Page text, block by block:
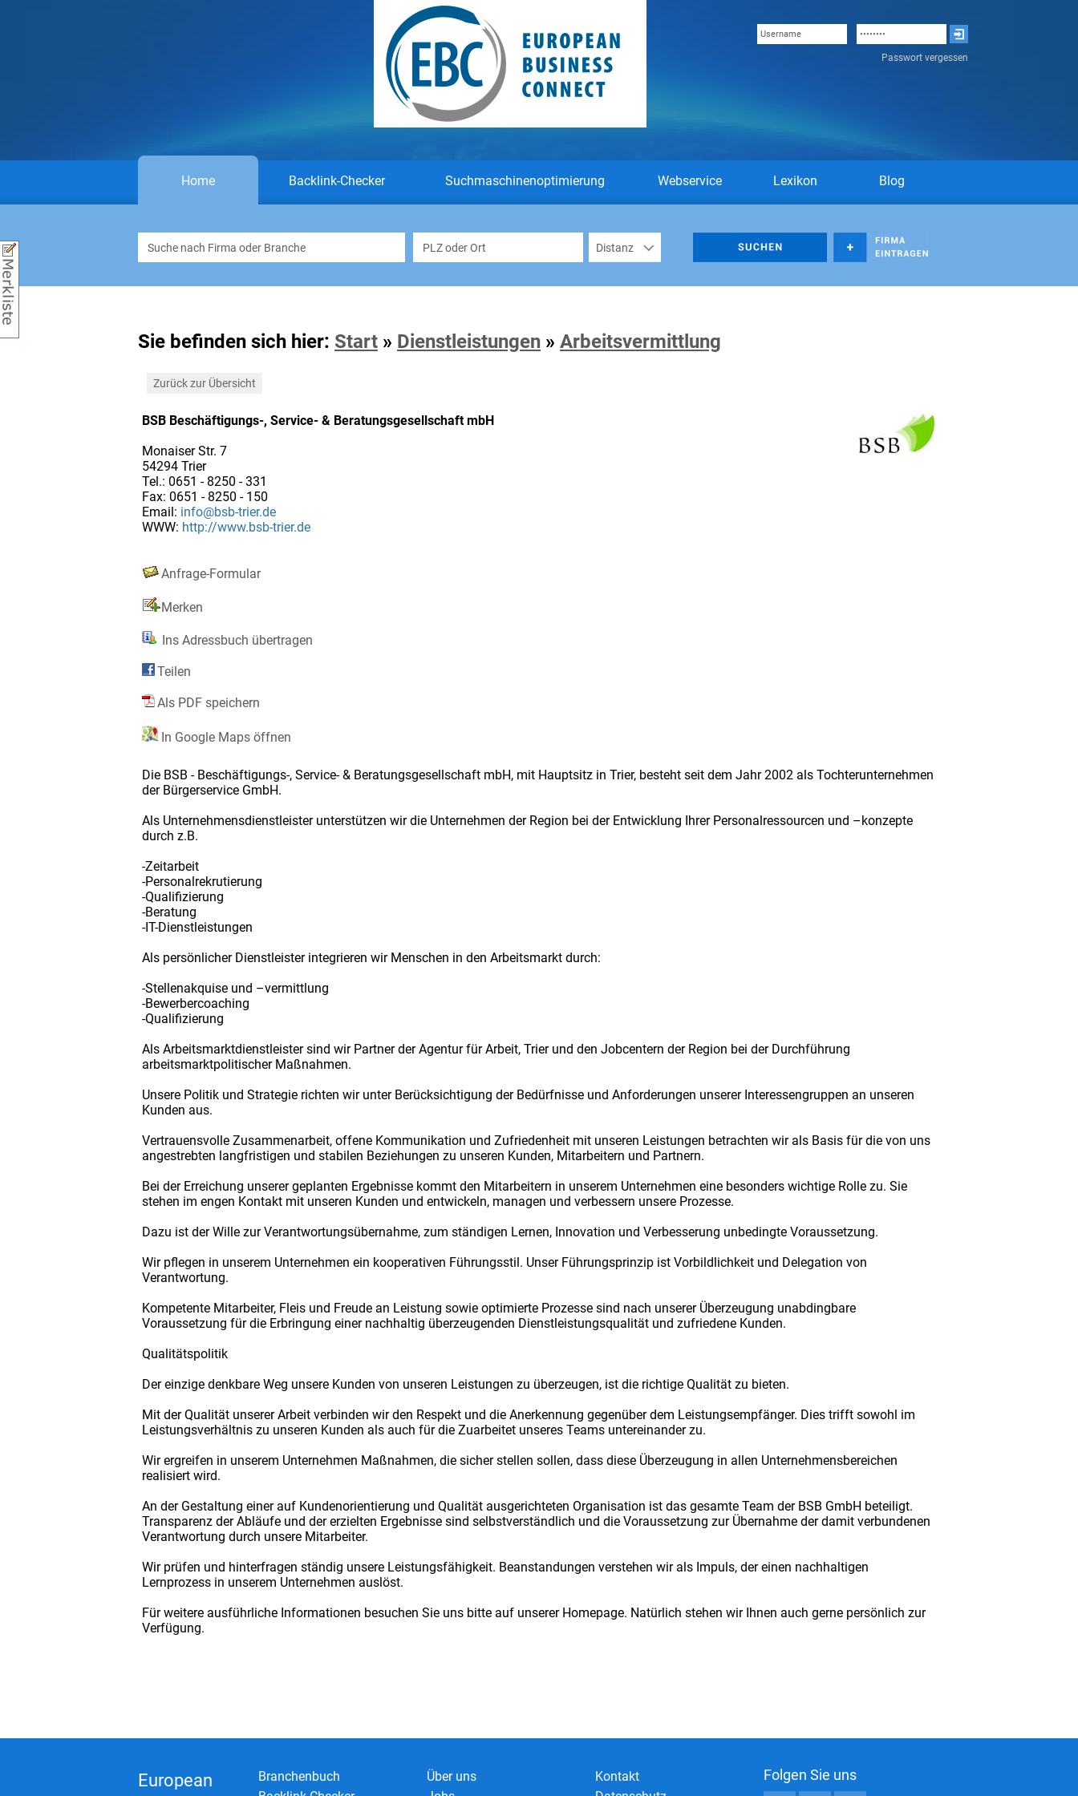
Passwort vergessen
Home Backlink-Checker Suchmaschinenoptimierung Webservice Lexikon Blog
Sie befinden sich hier: Start » Dienstleistungen » Arbeitsvermittlung
Zurück zur Übersicht
BSB Beschäftigungs-, Service- & Beratungsgesellschaft mbH
Monaiser Str. 7
54294 Trier
Tel.: 0651 - 8250 - 331
Fax: 0651 - 8250 - 150
Email: info@bsb-trier.de
WWW: http://www.bsb-trier.de
Anfrage-Formular
Merken
Ins Adressbuch übertragen
Teilen
Als PDF speichern
In Google Maps öffnen
Die BSB - Beschäftigungs-, Service- & Beratungsgesellschaft mbH, mit Hauptsitz in Trier, besteht seit dem Jahr 2002 als Tochterunternehmen
der Bürgerservice GmbH.
Als Unternehmensdienstleister unterstützen wir die Unternehmen der Region bei der Entwicklung Ihrer Personalressourcen und –konzepte
durch z.B.
-Zeitarbeit
-Personalrekrutierung
-Qualifizierung
-Beratung
-IT-Dienstleistungen
Als persönlicher Dienstleister integrieren wir Menschen in den Arbeitsmarkt durch:
-Stellenakquise und –vermittlung
-Bewerbercoaching
-Qualifizierung
Als Arbeitsmarktdienstleister sind wir Partner der Agentur für Arbeit, Trier und den Jobcentern der Region bei der Durchführung
arbeitsmarktpolitischer Maßnahmen.
Unsere Politik und Strategie richten wir unter Berücksichtigung der Bedürfnisse und Anforderungen unserer Interessengruppen an unseren
Kunden aus.
Vertrauensvolle Zusammenarbeit, offene Kommunikation und Zufriedenheit mit unseren Leistungen betrachten wir als Basis für die von uns
angestrebten langfristigen und stabilen Beziehungen zu unseren Kunden, Mitarbeitern und Partnern.
Bei der Erreichung unserer geplanten Ergebnisse kommt den Mitarbeitern in unserem Unternehmen eine besonders wichtige Rolle zu. Sie
stehen im engen Kontakt mit unseren Kunden und entwickeln, managen und verbessern unsere Prozesse.
Dazu ist der Wille zur Verantwortungsübernahme, zum ständigen Lernen, Innovation und Verbesserung unbedingte Voraussetzung.
Wir pflegen in unserem Unternehmen ein kooperativen Führungsstil. Unser Führungsprinzip ist Vorbildlichkeit und Delegation von
Verantwortung.
Kompetente Mitarbeiter, Fleis und Freude an Leistung sowie optimierte Prozesse sind nach unserer Überzeugung unabdingbare
Voraussetzung für die Erbringung einer nachhaltig überzeugenden Dienstleistungsqualität und zufriedene Kunden.
Qualitätspolitik
Der einzige denkbare Weg unsere Kunden von unseren Leistungen zu überzeugen, ist die richtige Qualität zu bieten.
Mit der Qualität unserer Arbeit verbinden wir den Respekt und die Anerkennung gegenüber dem Leistungsempfänger. Dies trifft sowohl im
Leistungsverhältnis zu unseren Kunden als auch für die Zuarbeitet unseres Teams untereinander zu.
Wir ergreifen in unserem Unternehmen Maßnahmen, die sicher stellen sollen, dass diese Überzeugung in allen Unternehmensbereichen
realisiert wird.
An der Gestaltung einer auf Kundenorientierung und Qualität ausgerichteten Organisation ist das gesamte Team der BSB GmbH beteiligt.
Transparenz der Abläufe und der erzielten Ergebnisse sind selbstverständlich und die Voraussetzung zur Übernahme der damit verbundenen
Verantwortung durch unsere Mitarbeiter.
Wir prüfen und hinterfragen ständig unsere Leistungsfähigkeit. Beanstandungen verstehen wir als Impuls, der einen nachhaltigen
Lernprozess in unserem Unternehmen auslöst.
Für weitere ausführliche Informationen besuchen Sie uns bitte auf unserer Homepage. Natürlich stehen wir Ihnen auch gerne persönlich zur
Verfügung.
European
Branchenbuch
Über uns
Kontakt
Folgen Sie uns